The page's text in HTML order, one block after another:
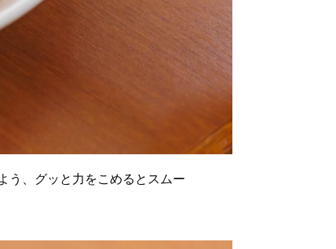
う、グッと力をこめるとスムー